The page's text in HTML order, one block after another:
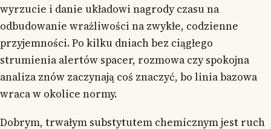
wyrzucie i danie układowi nagrody czasu na
odbudowanie wrażliwości na zwykłe, codzienne
przyjemności. Po kilku dniach bez ciągłego
strumienia alertów spacer, rozmowa czy spokojna
analiza znów zaczynają coś znaczyć, bo linia bazowa
wraca w okolice normy.
Dobrym, trwałym substytutem chemicznym jest ruch